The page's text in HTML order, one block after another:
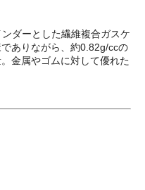
ダーとした繊維複合ガスケ
ありながら、約0.82g/ccの
金属やゴムに対して優れた